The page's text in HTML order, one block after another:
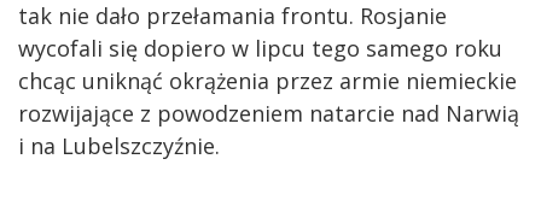
tak nie dało przełamania frontu. Rosjanie
wycofali się dopiero w lipcu tego samego roku
chcąc uniknąć okrążenia przez armie niemieckie
rozwijające z powodzeniem natarcie nad Narwią
i na Lubelszczyźnie.